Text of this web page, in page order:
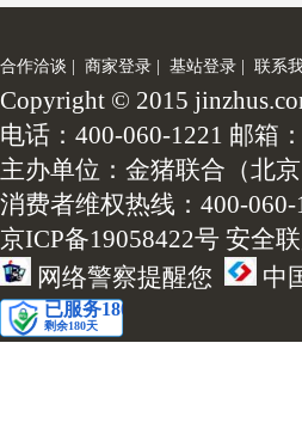
合作洽谈 商家登录 基站登录 联系
Copyright © 2015
电话：400-060-1221 邮箱
主办单位：金猪联合（北
消费者维权热线：400-060-
京ICP备19058422号 安全
网络警察提醒您
中